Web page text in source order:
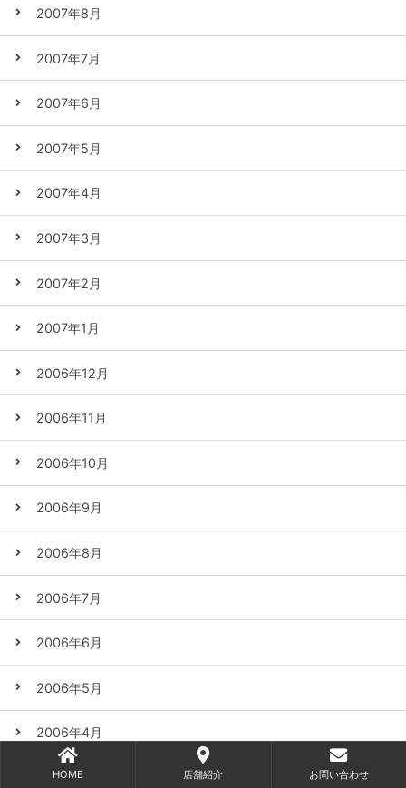
2007年8月
2007年7月
2007年6月
2007年5月
2007年4月
2007年3月
2007年2月
2007年1月
2006年12月
2006年11月
2006年10月
2006年9月
2006年8月
2006年7月
2006年6月
2006年5月
2006年4月
2006年3月
HOME 店舗紹介 お問い合わせ